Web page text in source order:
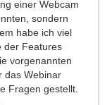
einer Webcam
sondern
habe ich viel
der Features
vorgenannten
das Webinar
Fragen gestellt.